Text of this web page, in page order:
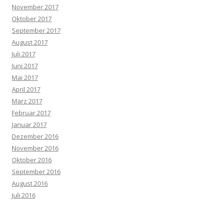
November 2017
Oktober 2017
September 2017
August 2017
Juli 2017
Juni 2017
Mai 2017
April 2017
März 2017
Februar 2017
Januar 2017
Dezember 2016
November 2016
Oktober 2016
September 2016
August 2016
Juli 2016